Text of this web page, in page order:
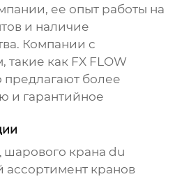
ее опыт работы на
и наличие
Компании с
такие как FX FLOW
предлагают более
и гарантийное
шарового крана du
кранов